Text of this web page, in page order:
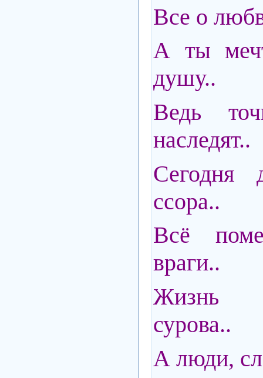
Все о
А ты
душу..
Ведь
наследят..
Сегодня
ссора..
Всё
враги..
Жизнь
сурова..
А люди,